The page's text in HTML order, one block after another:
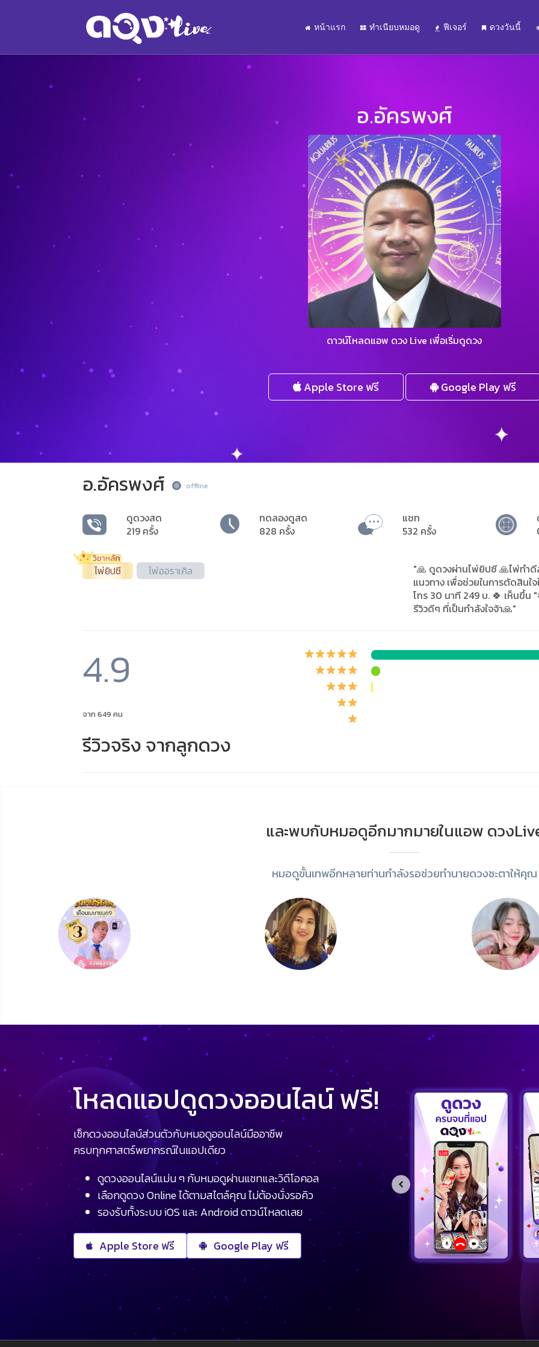
หน้าแรก ทำเนียบหมอดู ฟีเจอร์ ดวงวันนี้
อ.อัครพงศ์
ดาวน์โหลดแอพ ดวง Live เพื่อเริ่มดูดวง
Apple Store ฟรี Google Play ฟรี
อ.อัครพงศ์ offline
ดูดวงสด
219 ครั้ง
ทดลองดูสด
828 ครั้ง
แชท
532 ครั้ง
ไพ่ยิปซี ไพ่ออราเคิล
"🙏 ดูดวงผ่านไพ่ยิปซี 🙏ไพ่ทำ
แนวทาง เพื่อช่วยในการตัดสินใ
โทร 30 นาที 249 บ. 🍀 เห็นขึ้น
รีวิวดีๆ ที่เป็นกำลังใจจ้า🙏"
4.9
จาก 649 คน
รีวิวจริง จากลูกดวง
และพบกับหมอดูอีกมากมายในแอพ ดวง
หมอดูขั้นเทพอีกหลายท่านกำลังรอช่วยทำนายดวงชะตาให้คุณ
โหลดแอปดูดวงออนไลน์ ฟรี!
เช็กดวงออนไลน์ส่วนตัวกับหมอดูออนไลน์มืออาชีพ
ครบทุกศาสตร์พยากรณ์ในแอปเดียว
ดูดวงออนไลน์แม่น ๆ กับหมอดูผ่านแชทและวิดีโอคอล
เลือกดูดวง Online ได้ตามสไตล์คุณ ไม่ต้องนั่งรอคิว
รองรับทั้งระบบ iOS และ Android ดาวน์โหลดเลย
Apple Store ฟรี Google Play ฟรี